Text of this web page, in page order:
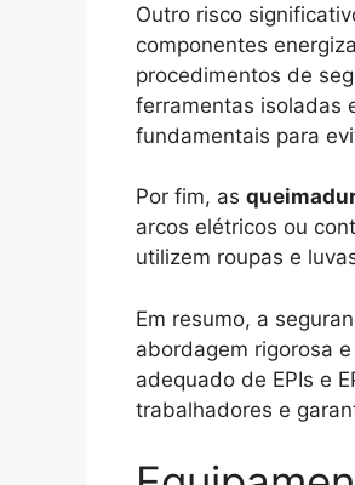
Outro risco
componentes
procedimentos de
ferramentas isoladas
fundamentais para
Por fim, as
arcos elétricos ou
utilizem roupas e
Em resumo, a
abordagem rigorosa
adequado de EPIs e
trabalhadores e